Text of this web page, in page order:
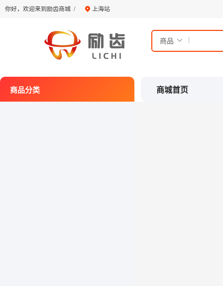
你好，欢迎来到励齿商城 / 上海站
商品分类 商城首页